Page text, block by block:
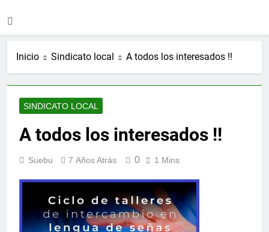
Inicio Sindicato local A todos los interesados !!
SINDICATO LOCAL
A todos los interesados !!
Suebu 7 Años Atrás 0 1 Mins